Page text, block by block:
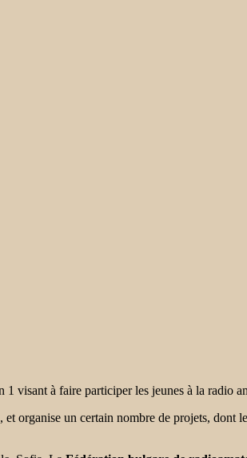
visant à faire participer les jeunes à la radio
, et organise un certain nombre de projets, dont